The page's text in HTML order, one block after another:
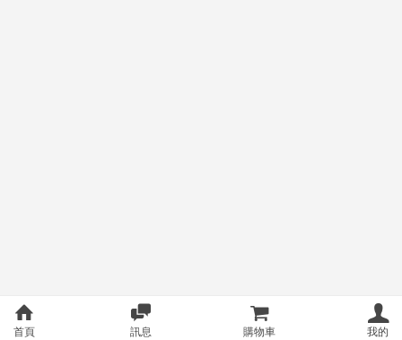
首頁 訊息 購物車 我的